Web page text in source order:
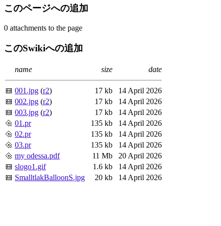
このページへの追加
0 attachments to the page
このSwikiへの追加
name size date
001.jpg (r2) 17 kb
14 April 2026
002.jpg (r2) 17 kb
14 April 2026
003.jpg (r2) 17 kb
14 April 2026
01.pr
135 kb
14 April 2026
02.pr
135 kb
14 April 2026
03.pr
135 kb
14 April 2026
my odessa.pdf
11 Mb
20 April 2026
slogo1.gif
1.6 kb
14 April 2026
SmalltlakBalloonS.jpg
20 kb 14 April 2026